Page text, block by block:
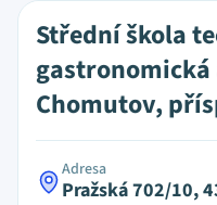
Střední škola
Chomutov,
Adresa
Pražská 702/10,